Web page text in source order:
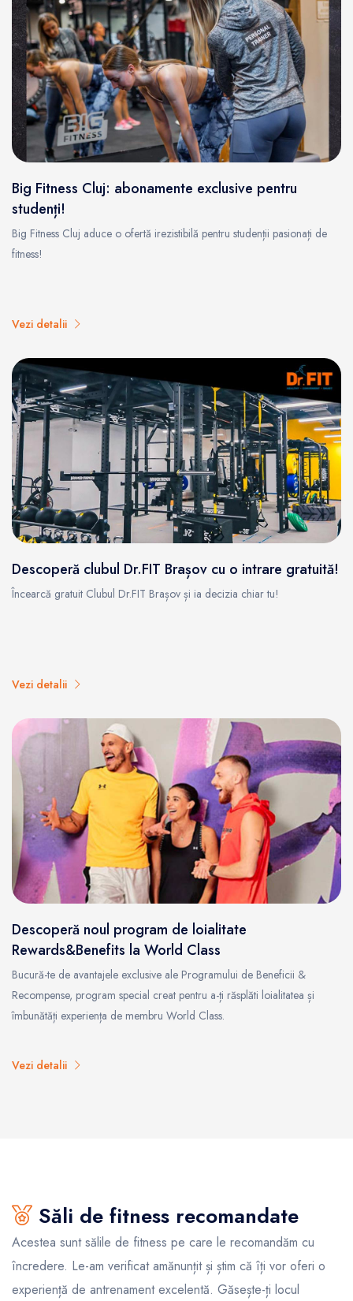
Big Fitness Cluj: abonamente exclusive pentru
studenți!
Big Fitness Cluj aduce o ofertă irezistibilă pentru studenții pasionați de
fitness!
Vezi detalii
Descoperă clubul Dr.FIT Brașov cu o intrare gratuită!
Încearcă gratuit Clubul Dr.FIT Brașov și ia decizia chiar tu!
Vezi detalii
Descoperă noul program de loialitate
Rewards&Benefits la World Class
Bucură-te de avantajele exclusive ale Programului de Beneficii &
Recompense, program special creat pentru a-ți răsplăti loialitatea și
îmbunătăți experiența de membru World Class.
Vezi detalii
Săli de fitness recomandate
Acestea sunt sălile de fitness pe care le recomandăm cu
încredere. Le-am verificat amănunțit și știm că îți vor oferi o
experiență de antrenament excelentă. Găsește-ți locul